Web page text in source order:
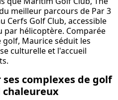
meilleur parcours de Par 3
Cerfs Golf Club, accessible
hélicoptère. Comparée
Maurice séduit les
culturelle et l'accueil
complexes de golf
chaleureux